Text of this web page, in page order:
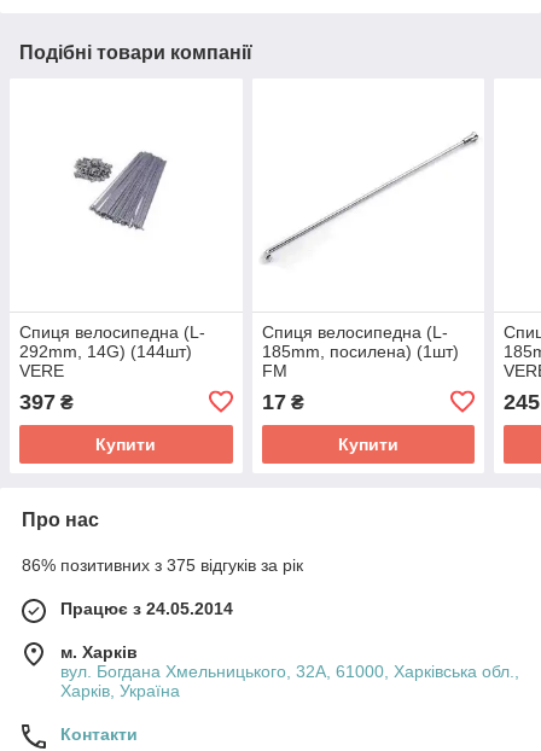
Подібні товари компанії
Спиця велосипедна (L-
292mm, 14G) (144шт)
VERE
397 ₴
Купити
Спиця велосипедна (L-
185mm, посилена) (1шт)
FM
17₴
Купити
245
Про нас
86% позитивних з 375 відгуків за рік
Працює з 24.05.2014
м. Харків
вул. Богдана Хмельницького, 32А, 61000, Харківська обл.,
Харків, Україна
Контакти